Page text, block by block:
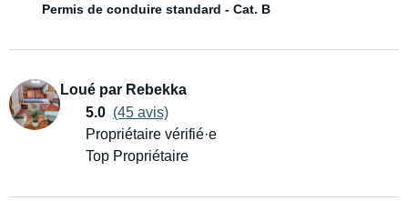
Permis de conduire standard - Cat. B
Loué par Rebekka
5.0 (45 avis)
Propriétaire vérifié·e
Top Propriétaire